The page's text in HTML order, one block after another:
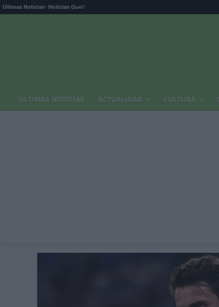
Últimas Noticias- Noticias Que!:
ÚLTIMAS NOTICIAS ACTUALIDAD CULTURA